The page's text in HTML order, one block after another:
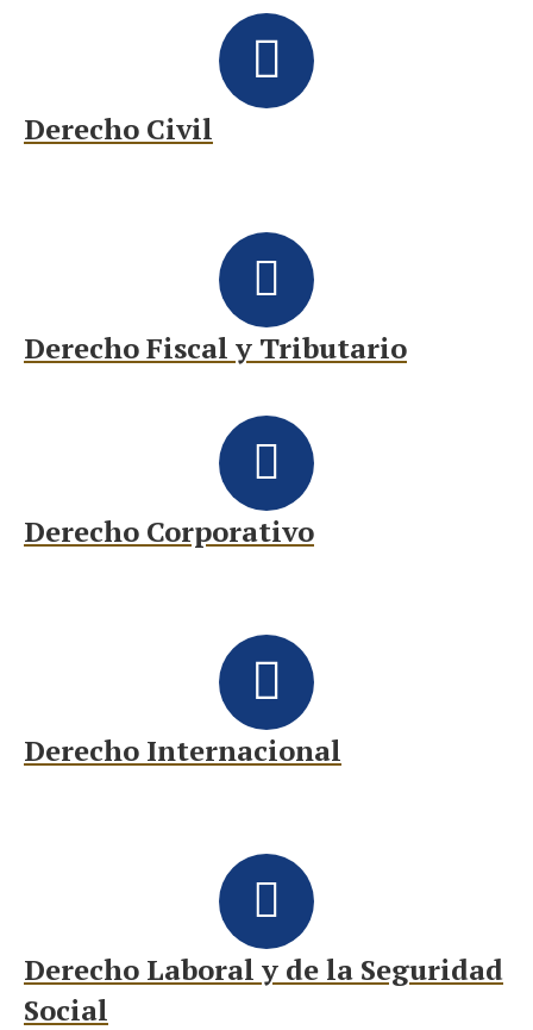
Derecho Civil
Derecho Fiscal y Tributario
Derecho Corporativo
Derecho Internacional
Derecho Laboral y de la Seguridad
Social